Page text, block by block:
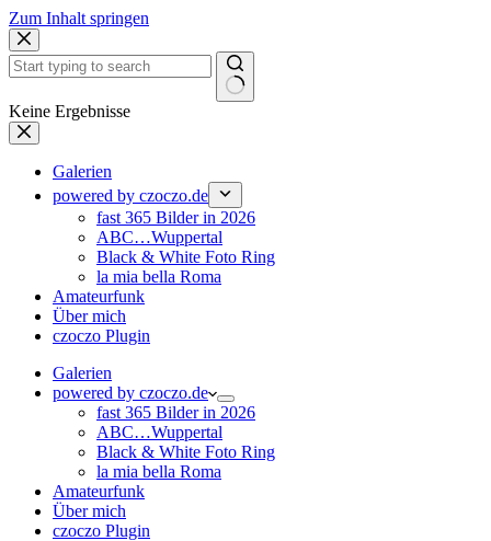
Zum Inhalt springen
Keine Ergebnisse
Galerien
powered by czoczo.de
fast 365 Bilder in 2026
ABC…Wuppertal
Black & White Foto Ring
la mia bella Roma
Amateurfunk
Über mich
czoczo Plugin
Galerien
powered by czoczo.de
fast 365 Bilder in 2026
ABC…Wuppertal
Black & White Foto Ring
la mia bella Roma
Amateurfunk
Über mich
czoczo Plugin